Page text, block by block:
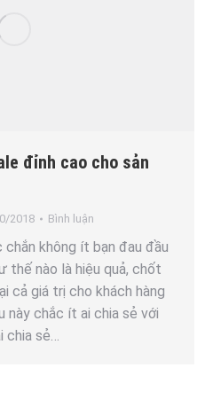
đỉnh cao cho sản
2018 Bình luận
không ít bạn đau đầu
thế nào là hiệu quả, chốt
cả giá trị cho khách hàng
này chắc ít ai chia sẻ với
chia sẻ…